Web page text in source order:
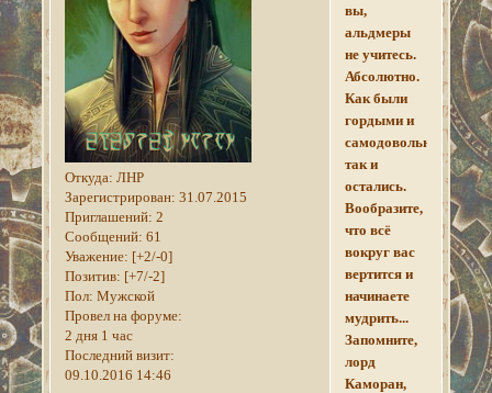
Откуда: ЛНР
Зарегистрирован: 31.07.2015
Приглашений: 2
Сообщений: 61
Уважение: [+2/-0]
Позитив: [+7/-2]
Пол: Мужской
Провел на форуме:
2 дня 1 час
Последний визит:
09.10.2016 14:46
вы,
альдмеры
не учитесь.
Абсолютно.
Как были
гордыми и
самодовольными,
так и
остались.
Вообразите,
что всё
вокруг вас
вертится и
начинаете
мудрить...
Запомните,
лорд
Каморан,